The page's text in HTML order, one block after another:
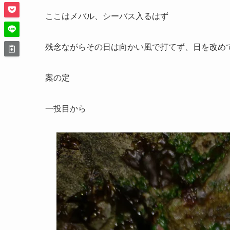
ここはメバル、シーバス入るはず
残念ながらその日は向かい風で打てず、日を改め
案の定
一投目から